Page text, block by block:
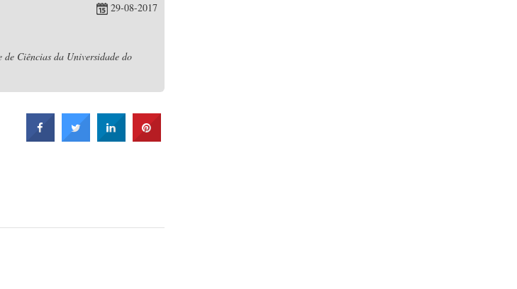
29-08-2017
Ciências da Universidade do